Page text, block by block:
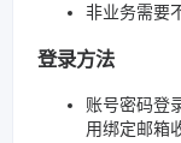
非业务需要
登录方法
账号密码登
用绑定邮箱